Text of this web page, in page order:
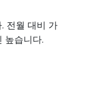
전월 대비 가
높습니다.